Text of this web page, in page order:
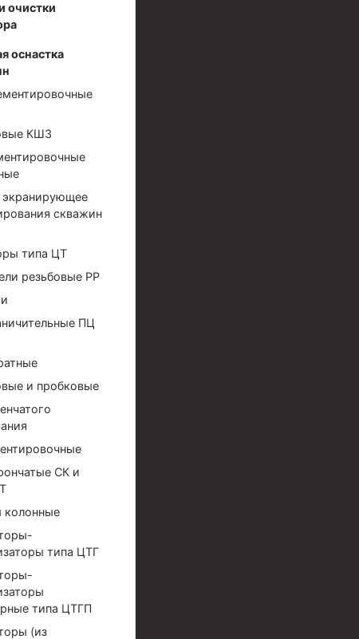
высокого давления
очистки
оснастка
КШЗ
экранирующее
скважин
типа ЦТ
резьбовые РР
ПЦ
и пробковые
СК и
колонные
типа ЦТГ
типа ЦТГП
(из